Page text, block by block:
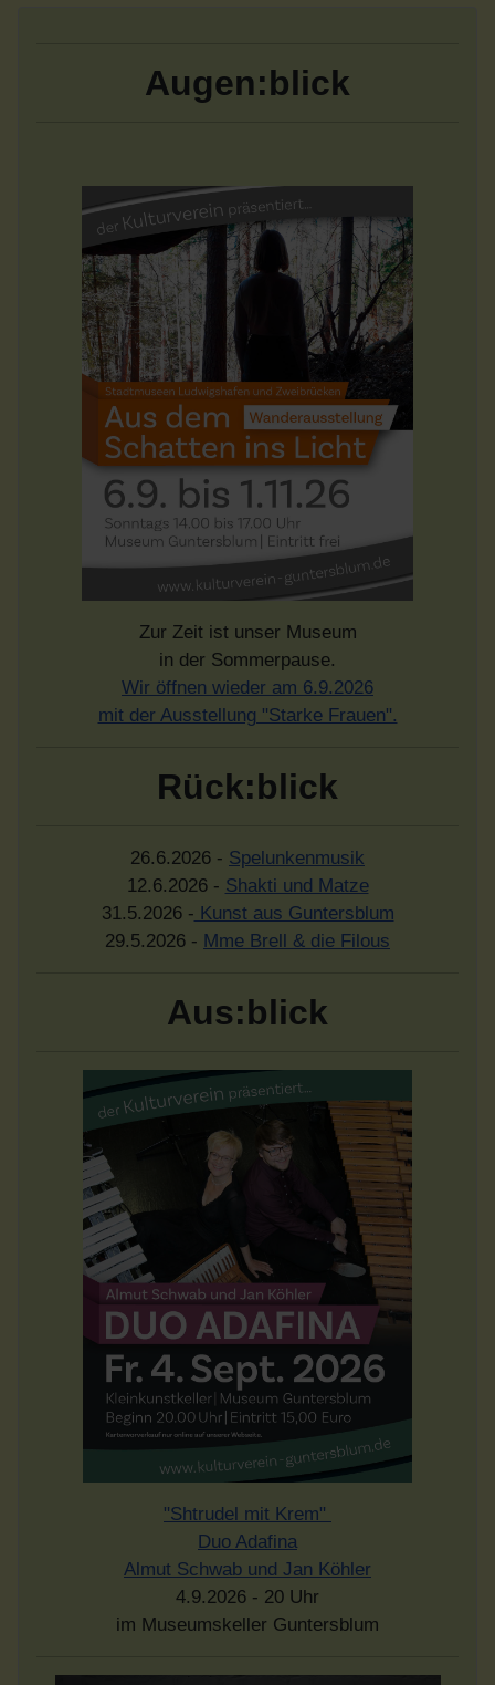
Augen:blick
Zur Zeit ist unser Museum
in der Sommerpause.
Wir öffnen wieder am 6.9.2026
mit der Ausstellung "Starke Frauen".
Rück:blick
26.6.2026 - Spelunkenmusik
12.6.2026 - Shakti und Matze
31.5.2026 - Kunst aus Guntersblum
29.5.2026 - Mme Brell & die Filous
Aus:blick
"Shtrudel mit Krem"
Duo Adafina
Almut Schwab und Jan Köhler
4.9.2026 - 20 Uhr
im Museumskeller Guntersblum